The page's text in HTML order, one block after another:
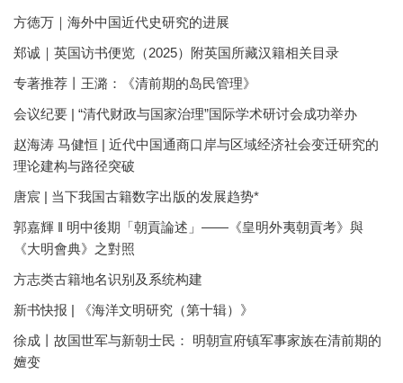
方徳万｜海外中国近代史研究的进展
郑诚｜英国访书便览（2025）附英国所藏汉籍相关目录
专著推荐丨王潞：《清前期的岛民管理》
会议纪要 | “清代财政与国家治理”国际学术研讨会成功举办
赵海涛 马健恒 | 近代中国通商口岸与区域经济社会变迁研究的
理论建构与路径突破
唐宸 | 当下我国古籍数字出版的发展趋势*
郭嘉輝 ‖ 明中後期「朝貢論述」——《皇明外夷朝貢考》與
《大明會典》之對照
方志类古籍地名识别及系统构建
新书快报 | 《海洋文明研究（第十辑）》
徐成丨故国世军与新朝士民： 明朝宣府镇军事家族在清前期的
嬗变